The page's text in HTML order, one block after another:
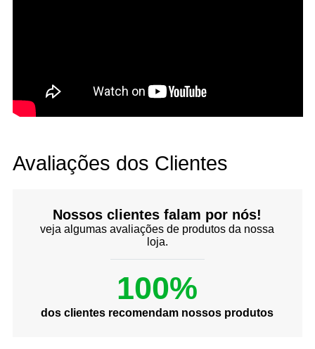
Avaliações dos Clientes
Nossos clientes falam por nós!
veja algumas avaliações de produtos da nossa
loja.
100%
dos clientes recomendam nossos produtos